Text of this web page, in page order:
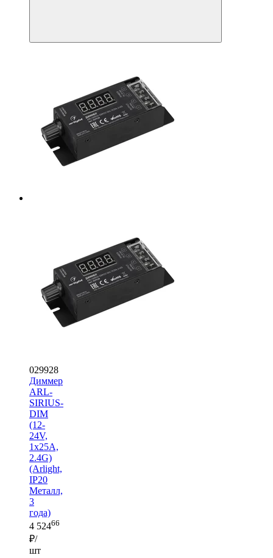
029928
Диммер
ARL-
SIRIUS-
DIM
(12-
24V,
1x25A,
2.4G)
(Arlight,
IP20
Металл,
3
года)
4 52466
₽/
шт